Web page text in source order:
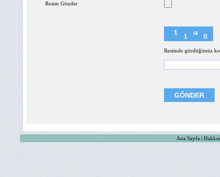
Resim Gönder
Resimde gördüğünüz
Ana Sayfa |